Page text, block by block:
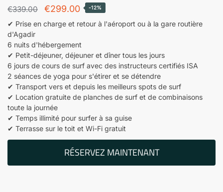
€339.00
Le
prix
était
:
€339.00.
€299.00Le
prix
est
:
€299.00.
-12%
✔ Prise en charge et retour à l'aéroport ou à la gare routière
d'Agadir
6 nuits d'hébergement
✔ Petit-déjeuner, déjeuner et dîner tous les jours
6 jours de cours de surf avec des instructeurs certifiés ISA
2 séances de yoga pour s'étirer et se détendre
✔ Transport vers et depuis les meilleurs spots de surf
✔ Location gratuite de planches de surf et de combinaisons
toute la journée
✔ Temps illimité pour surfer à sa guise
✔ Terrasse sur le toit et Wi-Fi gratuit
RÉSERVEZ MAINTENANT